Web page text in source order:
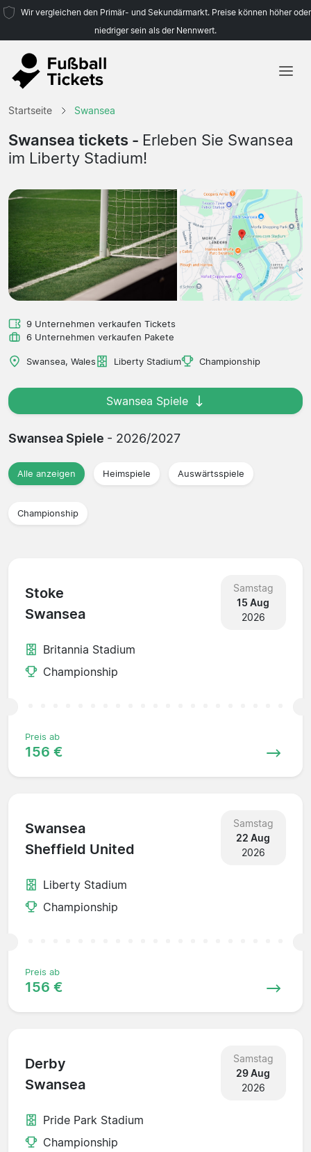
Wir vergleichen den Primär- und Sekundärmarkt. Preise können höher oder
niedriger sein als der Nennwert.
Mannschaften
Ligen
Startseite Swansea
Swansea tickets - Erleben Sie Swansea
im Liberty Stadium!
9 Unternehmen verkaufen Tickets
6 Unternehmen verkaufen Pakete
Swansea, Wales Liberty Stadium Championship
Swansea Spiele
Swansea Spiele - 2026/2027
Alle anzeigen Heimspiele Auswärtsspiele
Championship
Stoke
Swansea
Samstag
15 Aug
2026
Britannia Stadium
Championship
Preis ab
156 €
Swansea
Sheffield United
Samstag
22 Aug
2026
Liberty Stadium
Championship
Preis ab
156 €
Derby
Swansea
Samstag
29 Aug
2026
Pride Park Stadium
Championship